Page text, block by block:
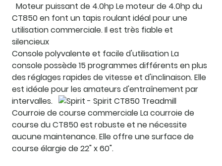
Moteur puissant de 4.0hpLe moteur de 4.0hp du
CT850 en font un tapis roulant idéal pour une
utilisation commerciale. Il est très fiable et
silencieux
Console polyvalente et facile d'utilisationLa
console possède 15 programmes différents en plus
des réglages rapides de vitesse et d'inclinaison. Elle
est idéale pour les amateurs d'entraînement par
intervalles.
Courroie de course commercialeLa courroie de
course du CT850 est robuste et ne nécessite
aucune maintenance. Elle offre une surface de
course élargie de 22" x 60".